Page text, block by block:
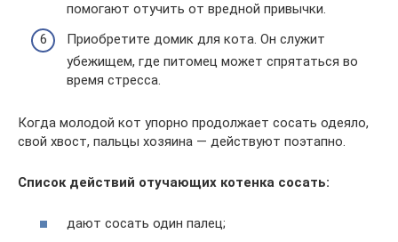
помогают отучить от вредной привычки.
Приобретите домик для кота. Он служит
убежищем, где питомец может спрятаться во
время стресса.
Когда молодой кот упорно продолжает сосать одеяло,
свой хвост, пальцы хозяина — действуют поэтапно.
Список действий отучающих котенка сосать:
дают сосать один палец;